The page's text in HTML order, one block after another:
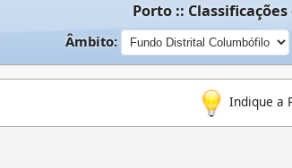
Porto ::
Âmbito:
Indique a